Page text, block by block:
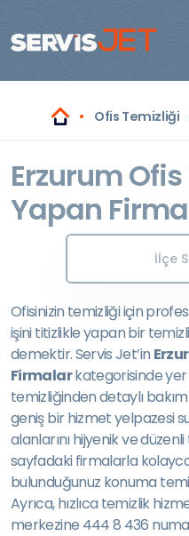
Ofis Temizliği
Erzurum
Yapan
İlçe
Ofisinizin temizliği için
işini titizlikle yapan bir
demektir. Servis Jet’in
Firmalarkategorisinde yer
temizliğinden detaylı
geniş bir hizmet yelpazesi
alanlarını hijyenik ve
sayfadaki firmalarla
bulunduğunuz konuma
Ayrıca, hızlıca temizlik
merkezine 444 8 436